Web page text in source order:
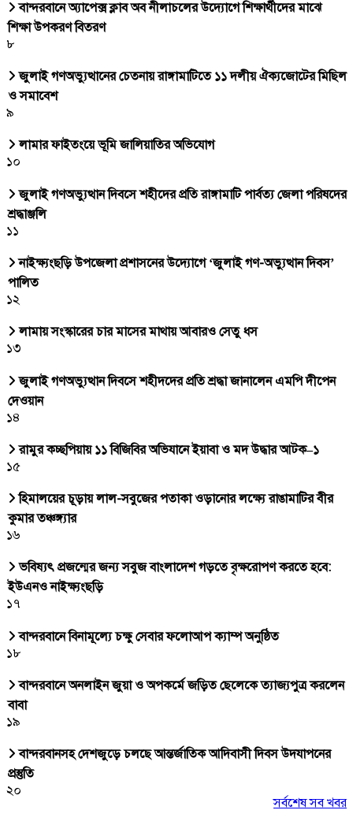
বান্দরবানে অ্যাপেক্স ক্লাব অব নীলাচলের উদ্যোগে শিক্ষার্থীদের মাঝে
শিক্ষা উপকরণ বিতরণ
৮
জুলাই গণঅভ্যুত্থানের চেতনায় রাঙ্গামাটিতে ১১ দলীয় ঐক্যজোটের মিছিল
ও সমাবেশ
৯
লামার ফাইতংয়ে ভূমি জালিয়াতির অভিযোগ
১০
জুলাই গণঅভ্যুত্থান দিবসে শহীদের প্রতি রাঙ্গামাটি পার্বত্য জেলা পরিষদের
শ্রদ্ধাঞ্জলি
১১
নাইক্ষ্যংছড়ি উপজেলা প্রশাসনের উদ্যোগে ‘জুলাই গণ-অভ্যুত্থান দিবস’
পালিত
১২
লামায় সংস্কারের চার মাসের মাথায় আবারও সেতু ধস
১৩
জুলাই গণঅভ্যুত্থান দিবসে শহীদদের প্রতি শ্রদ্ধা জানালেন এমপি দীপেন
দেওয়ান
১৪
রামুর কচ্ছপিয়ায় ১১ বিজিবির অভিযানে ইয়াবা ও মদ উদ্ধার আটক–১
১৫
হিমালয়ের চূড়ায় লাল-সবুজের পতাকা ওড়ানোর লক্ষ্যে রাঙামাটির বীর
কুমার তঞ্চঙ্গ্যার
১৬
ভবিষ্যৎ প্রজন্মের জন্য সবুজ বাংলাদেশ গড়তে বৃক্ষরোপণ করতে হবে:
ইউএনও নাইক্ষ্যংছড়ি
১৭
বান্দরবানে বিনামূল্যে চক্ষু সেবার ফলোআপ ক্যাম্প অনুষ্ঠিত
১৮
বান্দরবানে অনলাইন জুয়া ও অপকর্মে জড়িত ছেলেকে ত্যাজ্যপুত্র করলেন
বাবা
১৯
বান্দরবানসহ দেশজুড়ে চলছে আন্তর্জাতিক আদিবাসী দিবস উদযাপনের
প্রস্তুতি
২০
সর্বশেষ সব খবর